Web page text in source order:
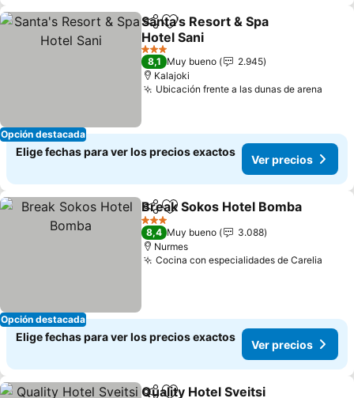
Opción destacada
CompartirAgregar a favoritos
Santa's Resort & Spa
Hotel Sani
3 Estrellas
8,1 Muy bueno
2.945
Kalajoki
Ubicación frente a las dunas de arena
Elige fechas para ver los precios exactos
Ver precios
Opción destacada
CompartirAgregar a favoritos
Break Sokos Hotel Bomba
3 Estrellas
8,4 Muy bueno
3.088
Nurmes
Cocina con especialidades de Carelia
Elige fechas para ver los precios exactos
Ver precios
Quality Hotel Sveitsi